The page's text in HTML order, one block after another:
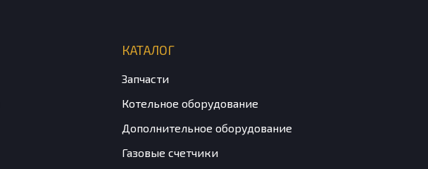
КАТАЛОГ
Запчасти
Котельное оборудование
Дополнительное оборудование
Газовые счетчики